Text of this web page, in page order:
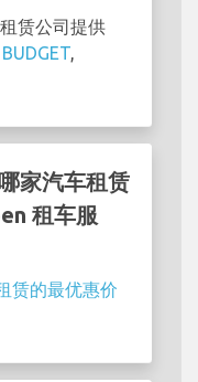
赁公司提供
BUDGET
家汽车租赁
租车服
赁的最优惠价